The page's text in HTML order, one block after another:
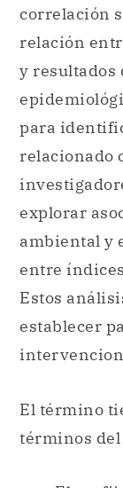
correlación
relación
y resultados
para
relacionado
explorar
ambiental y
entre
Estos
establecer
El término
términos